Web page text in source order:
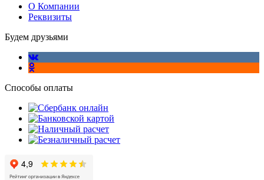
О Компании
Реквизиты
Будем друзьями
Способы оплаты